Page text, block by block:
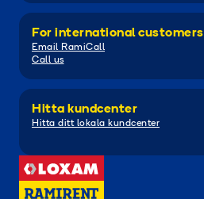
For international customers
Email RamiCall
Call us
Hitta kundcenter
Hitta ditt lokala kundcenter